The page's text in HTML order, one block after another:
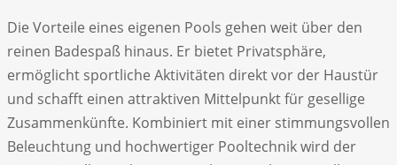
Die Vorteile eines eigenen Pools gehen weit über den
reinen Badespaß hinaus. Er bietet Privatsphäre,
ermöglicht sportliche Aktivitäten direkt vor der Haustür
und schafft einen attraktiven Mittelpunkt für gesellige
Zusammenkünfte. Kombiniert mit einer stimmungsvollen
Beleuchtung und hochwertiger Pooltechnik wird der